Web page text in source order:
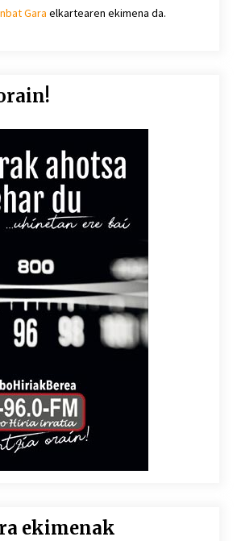
Gara elkartearen ekimena da.
ekimenak